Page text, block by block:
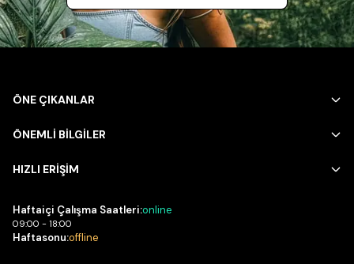
ÖNE ÇIKANLAR
ÖNEMLİ BİLGİLER
HIZLI ERİŞİM
Haftaiçi Çalışma Saatleri:online
09:00 - 18:00
Haftasonu:offline